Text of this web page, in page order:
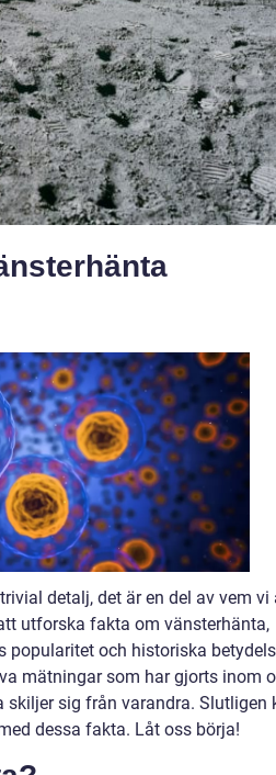
detalj, det är en del av vem vi
utforska fakta om vänsterhänta,
popularitet och historiska
mätningar som har gjorts inom
sig från varandra. Slutligen
dessa fakta. Låt oss börja!